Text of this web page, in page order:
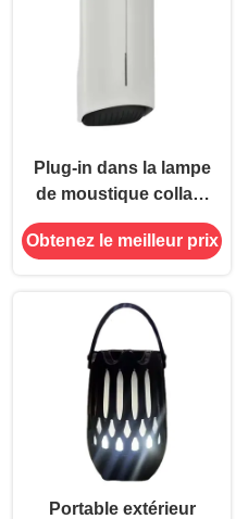
Plug-in dans la lampe
de moustique collant
moustiquaire
moustiquaire piège à
volants
Obtenez le meilleur prix
Portable extérieur